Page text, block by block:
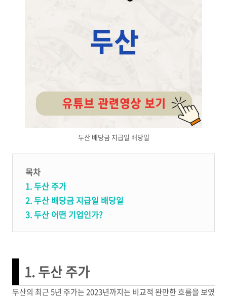
두산 배당금 지급일 배당일
목차
1. 두산 주가
2. 두산 배당금 지급일 배당일
3. 두산 어떤 기업인가?
1. 두산 주가
두산의 최근 5년 주가는 2023년까지는 비교적 완만한 흐름을 보였